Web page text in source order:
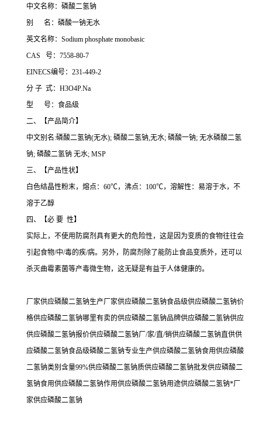
中文名称：磷酸二氢钠
别 名：磷酸一钠无水
英文名称：Sodium phosphate monobasic
CAS 号：7558-80-7
EINECS编号：231-449-2
分 子 式：H3O4P.Na
型 号：食品级
二、【产品简介】
中文别名:磷酸二氢钠(无水); 磷酸二氢钠,无水; 磷酸一钠; 无水磷酸二氢
钠; 磷酸二氢钠 无水; MSP
三、【产品性状】
白色结晶性粉末，熔点：60℃，沸点：100℃，溶解性：易溶于水，不
溶于乙醇
四、【必 要 性】
实际上，不使用防腐剂具有更大的危险性，这是因为变质的食物往往会
引起食物/中/毒的疾/病。另外，防腐剂除了能防止食品变质外，还可以
杀灭曲霉素菌等产毒微生物，这无疑是有益于人体健康的。
厂家供应磷酸二氢钠生产厂家供应磷酸二氢钠食品级供应磷酸二氢钠价
格供应磷酸二氢钠哪里有卖的供应磷酸二氢钠品牌供应磷酸二氢钠供应
供应磷酸二氢钠报价供应磷酸二氢钠厂/家/直/销供应磷酸二氢钠直供供
应磷酸二氢钠食品级磷酸二氢钠专业生产供应磷酸二氢钠食用供应磷酸
二氢钠类别含量99%供应磷酸二氢钠质供应磷酸二氢钠批发供应磷酸二
氢钠食用供应磷酸二氢钠作用供应磷酸二氢钠用途供应磷酸二氢钠*厂
家供应磷酸二氢钠